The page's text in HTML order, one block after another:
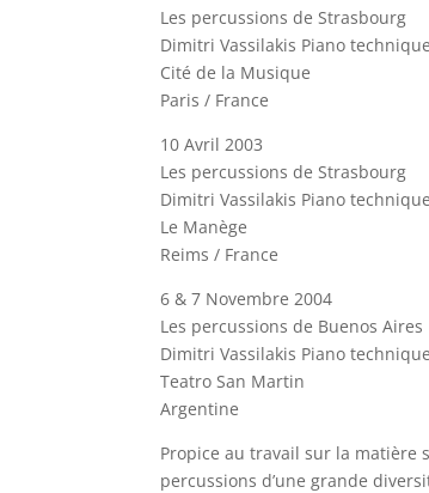
Les percussions de Strasbourg
Dimitri Vassilakis Piano
Cité de la Musique
Paris / France
10 Avril 2003
Les percussions de Strasbourg
Dimitri Vassilakis Piano
Le Manège
Reims / France
6 & 7 Novembre 2004
Les percussions de Buenos Aires
Dimitri Vassilakis Piano
Teatro San Martin
Argentine
Propice au travail sur la
percussions d’une grande